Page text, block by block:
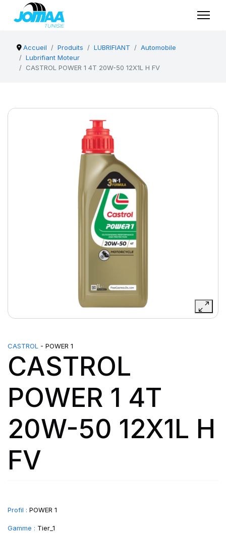
Accueil Produits LUBRIFIANT
Automobile
Lubrifiant Moteur
CASTROL POWER 1 4T 20W-50 12X1L H FV
CASTROL - POWER 1
CASTROL
POWER 1 4T
20W-50 12X1L H
FV
Profil : POWER 1
Gamme : Tier_1